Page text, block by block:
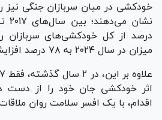
خودکشی در میان سربازان جنگی نیز
درصد از کل خودکشی‌های سربازان
میزان در سال ۲۰۲۴ به ۷۸ درصد افزایش یافت.
اقدام، با یک افسر سلامت روان